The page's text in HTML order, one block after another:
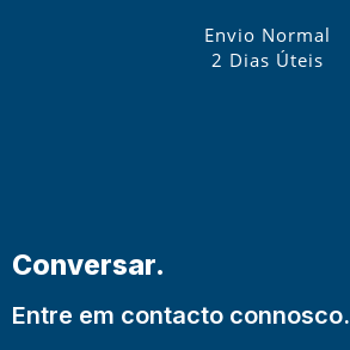
Envio Normal
2 Dias Úteis
Conversar.
Entre em contacto connosco.